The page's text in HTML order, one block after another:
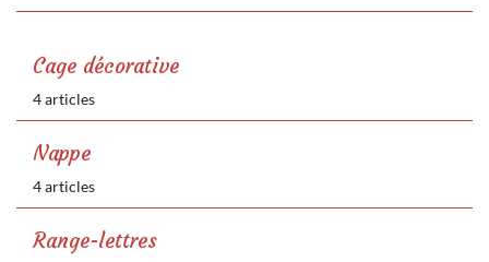
Cage décorative
4 articles
Nappe
4 articles
Range-lettres